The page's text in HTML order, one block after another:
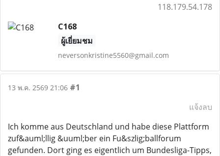
118.179.54.178
C168
ผู้เยี่ยมชม
neversonkristine5560@gmail.com
13 พ.ค. 2569 21:06 #1
แจ้งลบ
Ich komme aus Deutschland und habe diese Plattform
zuf&auml;llig &uuml;ber ein Fu&szlig;ballforum
gefunden. Dort ging es eigentlich um Bundesliga-Tipps,